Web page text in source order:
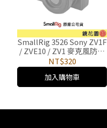
SmallRig 3526 Sony ZV1F
/ ZVE10 / ZV1 麥克風防風
罩+冷靴座
NT$320
加入購物車